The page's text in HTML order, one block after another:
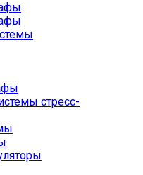
стресс-